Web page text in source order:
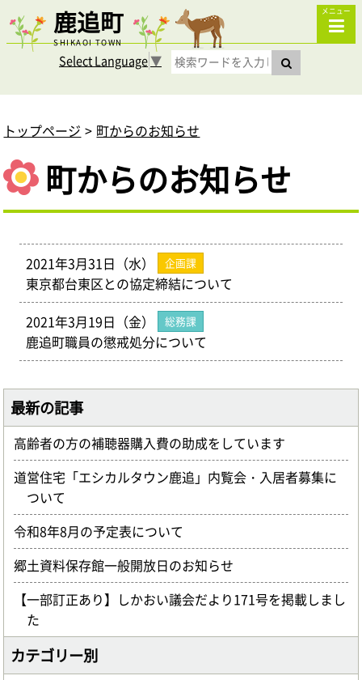
鹿追町
SHIKAOI TOWN
メニュー
Select Language▼
トップページ 町からのお知らせ
町からのお知らせ
2021年3月31日（水） 企画課
東京都台東区との協定締結について
2021年3月19日（金）
総務課
鹿追町職員の懲戒処分について
最新の記事
高齢者の方の補聴器購入費の助成をしています
道営住宅「エシカルタウン鹿追」内覧会・入居者募集に
ついて
令和8年8月の予定表について
郷土資料保存館一般開放日のお知らせ
【一部訂正あり】しかおい議会だより171号を掲載しまし
た
カテゴリー別